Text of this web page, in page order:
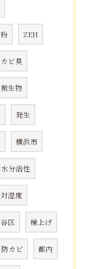
ZEH
カビ臭
微生物
発生
横浜市
水分活性
湿度
区 棟上げ
防カビ 都内